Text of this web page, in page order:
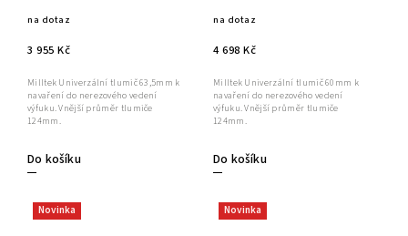
na dotaz
3 955 Kč
Do košíku
Milltek Univerzální tlumič 63,5mm k
navaření do nerezového vedení
výfuku. Vnější průměr tlumiče
124mm.
na dotaz
4 698 Kč
Do košíku
Milltek Univerzální tlumič 60mm k
navaření do nerezového vedení
výfuku. Vnější průměr tlumiče
124mm.
Novinka Novinka